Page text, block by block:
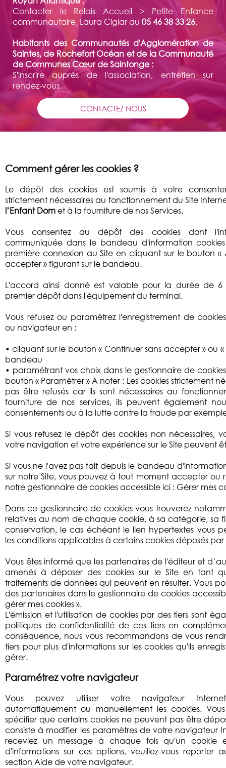
Contacter le Relais Accueil > Petite Enfance
communautaire, Laura Ciglar au 05 46 38 33 26.
Habitants des Communautés d'Agglomération de
Saintes, de Rochefort Océan et de la Communauté
de Communes Cœur de Saintonge :
S'inscrire auprès de l'association, entretien sur
rendez-vous.
CONTACTEZ NOUS
Comment gérer les cookies ?
Le dépôt des cookies est soumis à votre
strictement nécessaires au fonctionnement du Site
l’Enfant Domet à la fourniture de nos Services.
Vous consentez au dépôt des cookies dont
communiquée dans le bandeau d'information
première connexion au Site en cliquant sur le bouton «
accepter » figurant sur le bandeau.
L'accord ainsi donné est valable pour la durée de
premier dépôt dans l'équipement du terminal.
Vous refusez ou paramétrez l'enregistrement de
ou navigateur en :
• cliquant sur le bouton « Continuer sans accepter » ou «
bandeau
• paramétrant vos choix dans le gestionnaire de
bouton « Paramétrer » A noter : Les cookies strictement
pas être refusés car ils sont nécessaires au
fourniture de nos services, ils peuvent également
consentements ou à la lutte contre la fraude par
Si vous refusez le dépôt des cookies non nécessaires,
votre navigation et votre expérience sur le Site peuvent
Si vous ne l'avez pas fait depuis le bandeau
sur notre Site, vous pouvez à tout moment accepter ou
notre gestionnaire de cookies accessible ici : Gérer mes
Dans ce gestionnaire de cookies vous trouverez
relatives au nom de chaque cookie, à sa catégorie, sa
conservation, le cas échéant le lien hypertextes vous
les conditions applicables à certains cookies déposés par
Vous êtes informé que les partenaires de l'éditeur et
amenés à déposer des cookies sur le Site en tant
traitements de données qui peuvent en résulter. Vous
des partenaires dans le gestionnaire de cookies
gérer mes cookies ».
L'émission et l'utilisation de cookies par des tiers sont
politiques de confidentialité de ces tiers en
conséquence, nous vous recommandons de vous
tiers pour plus d'informations sur les cookies qu'ils
gérer.
Paramétrez votre navigateur
Vous pouvez utiliser votre navigateur
automatiquement ou manuellement les cookies.
spécifier que certains cookies ne peuvent pas être
consiste à modifier les paramètres de votre navigateur
receviez un message à chaque fois qu'un cookie
d'informations sur ces options, veuillez-vous reporter
section Aide de votre navigateur.